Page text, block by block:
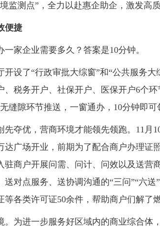
监测点”，全力以赴惠企助企，激发高
捷
家企业需要多久？答案是10分钟。
了“行政审批大综窗”和“公共服务大
、税务开户、社保开户、医保开户6个
缝隙环节推送，一窗通办，10分钟即可
优，营商环境才能领先领跑。11月
达广场开业，前期为了配合商户办理证
驻商户开展问需、问计、问效以及送营
送对点服务、送协调沟通的“三问”“六
等各类许可证50余件，帮助商户们解了
为进一步服务好区域内的商业综合体